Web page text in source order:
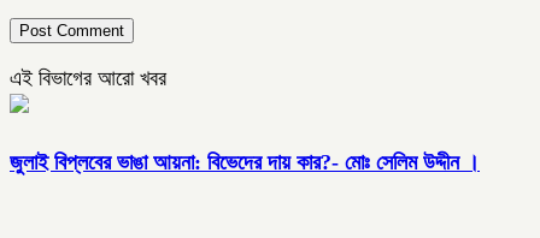
এই বিভাগের আরো খবর
জুলাই বিপ্লবের ভাঙা আয়না: বিভেদের দায় কার?- মোঃ সেলিম উদ্দীন ।